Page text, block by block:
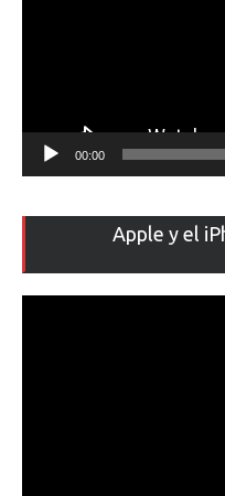
00:00
Apple y el